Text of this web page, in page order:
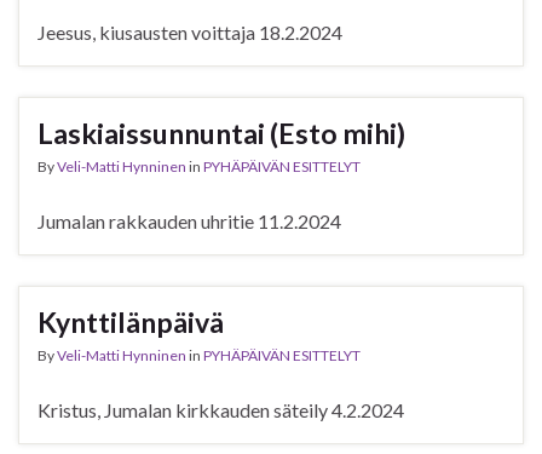
Jeesus, kiusausten voittaja 18.2.2024
Laskiaissunnuntai (Esto mihi)
ByVeli-Matti Hynninen in PYHÄPÄIVÄN ESITTELYT
Jumalan rakkauden uhritie 11.2.2024
Kynttilänpäivä
ByVeli-Matti Hynninen in PYHÄPÄIVÄN ESITTELYT
Kristus, Jumalan kirkkauden säteily 4.2.2024